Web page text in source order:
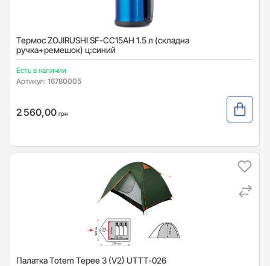
Термос ZOJIRUSHI SF-CС15AH 1.5 л (складна
ручка+ремешок) ц:синий
Есть в наличии
Артикул: 16780005
2 560,00 грн
Палатка Totem Tepee 3 (V2) UTTT-026